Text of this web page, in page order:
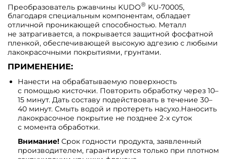
Преобразователь ржавчины KUDO® KU-70005,
благодаря специальным компонентам, обладает
отличной проникающей способностью. Металл
не затрагивается, а покрывается защитной фосфатной
пленкой, обеспечивающей высокую адгезию с любыми
лакокрасочными покрытиями, грунтами.
ПРИМЕНЕНИЕ:
Нанести на обрабатываемую поверхность
с помощью кисточки. Повторить обработку через 10–
15 минут. Дать составу подействовать в течение 30–
40 минут. Смыть водой и протереть насухо.Наносить
лакокрасочное покрытие не позднее 2-х суток
с момента обработки.
Внимание! Срок годности продукта, заявленный
производителем, гарантируется только при плотном